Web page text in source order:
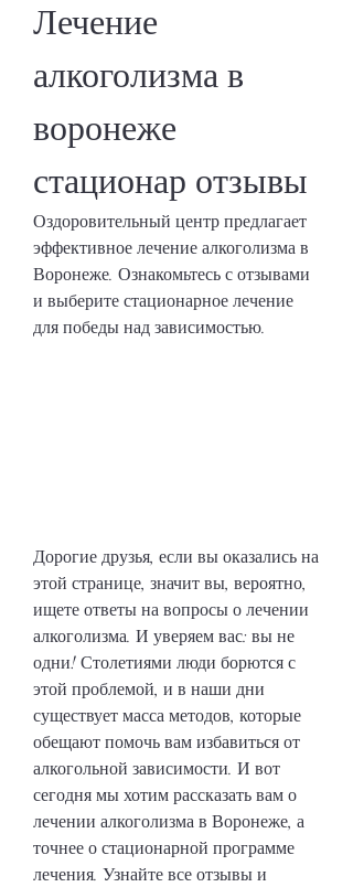
Лечение
алкоголизма в
воронеже
стационар отзывы
Оздоровительный центр предлагает
эффективное лечение алкоголизма в
Воронеже. Ознакомьтесь с отзывами
и выберите стационарное лечение
для победы над зависимостью.
Дорогие друзья, если вы оказались на
этой странице, значит вы, вероятно,
ищете ответы на вопросы о лечении
алкоголизма. И уверяем вас: вы не
одни! Столетиями люди борются с
этой проблемой, и в наши дни
существует масса методов, которые
обещают помочь вам избавиться от
алкогольной зависимости. И вот
сегодня мы хотим рассказать вам о
лечении алкоголизма в Воронеже, а
точнее о стационарной программе
лечения. Узнайте все отзывы и